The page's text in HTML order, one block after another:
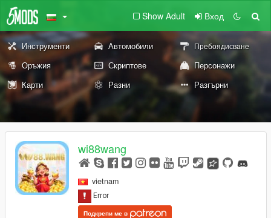
Show Adult Вход
Инструменти Автомобили Пребоядисване
Оръжия Скриптове
Персонажи
Карти
Разни Разгърни
wi88wang
vietnam
Подкрепи ме в